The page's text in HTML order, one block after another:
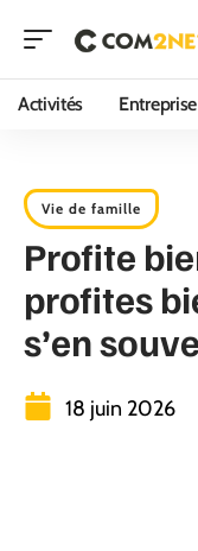
Activités Entreprise
Vie de famille
Profite
profites
s’en
18 juin 2026